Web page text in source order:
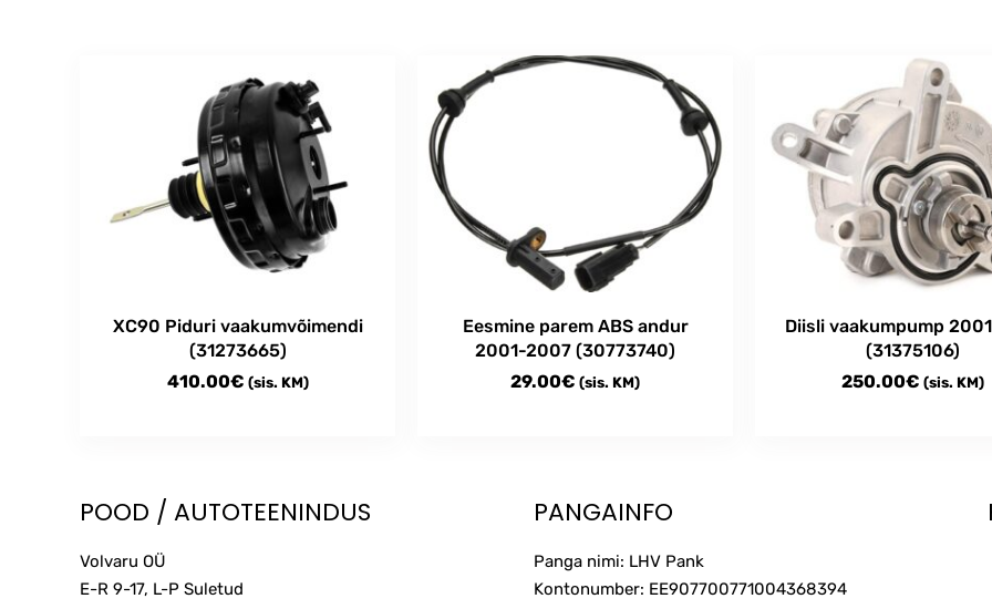
XC90 Piduri vaakumvõimendi
(31273665)
410.00€ (sis. KM)
Eesmine parem ABS andur
2001-2007 (30773740)
29.00€ (sis. KM)
Diisli vaakumpump
(31375106)
250.00€ (sis. KM)
POOD / AUTOTEENINDUS
Volvaru OÜ
E-R 9-17, L-P Suletud
PANGAINFO
Panga nimi: LHV Pank
Kontonumber: EE907700771004368394